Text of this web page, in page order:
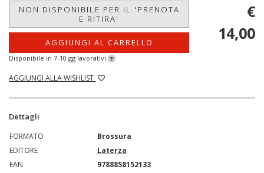
NON DISPONIBILE PER IL 'PRENOTA
E RITIRA'
AGGIUNGI AL CARRELLO
Disponibile in 7-10 gg lavorativi ?
AGGIUNGI ALLA WISHLIST
€
14,00
Dettagli
FORMATO
Brossura
EDITORE
Laterza
EAN
9788858152133